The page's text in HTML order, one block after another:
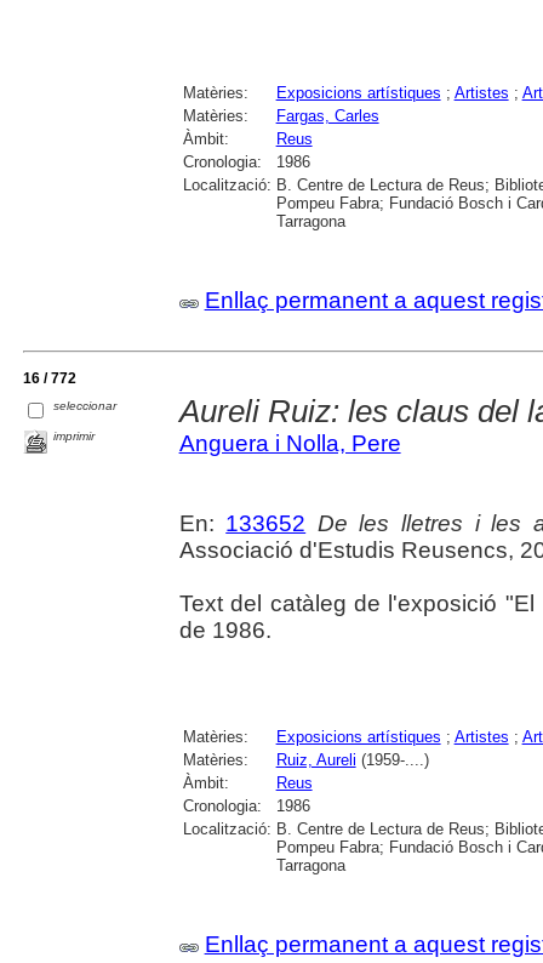
Matèries: Exposicions artístiques ; Artistes ;
Matèries:
Fargas, Carles
Àmbit:
Reus
Cronologia:
1986
Localització: B. Centre de Lectura de Reus;
Pompeu Fabra; Fundació Bosch i
Tarragona
Enllaç permanent a aquest
16 / 772
seleccionar
imprimir
Aureli Ruiz: les claus del
Anguera i Nolla, Pere
En: 133652 De les lletres i les
Associació d'Estudis Reusencs,
Text del catàleg de l'­exposició
de 1986.
Matèries: Exposicions artístiques ; Artistes ;
Matèries:
Ruiz, Aureli (1959-....)
Àmbit:
Reus
Cronologia:
1986
Localització: B. Centre de Lectura de Reus;
Pompeu Fabra; Fundació Bosch i
Tarragona
Enllaç permanent a aquest